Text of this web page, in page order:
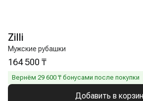
Zilli
Мужские рубашки
164 500 ₸
Вернём 29 600 ₸ бонусами после покупки
Добавить в